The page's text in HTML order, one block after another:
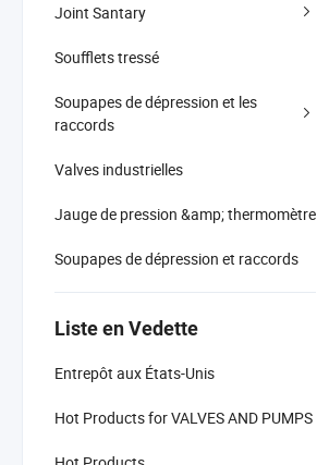
Joint Santary
Soufflets tressé
Soupapes de dépression et les
raccords
Valves industrielles
Jauge de pression &amp; thermomètre
Soupapes de dépression et raccords
Liste en Vedette
Entrepôt aux États-Unis
Hot Products for VALVES AND PUMPS